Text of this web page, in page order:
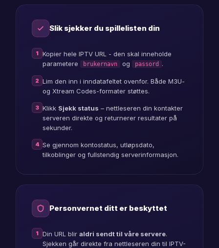
Slik sjekker du spillelisten din
1 Kopier hele IPTV URL - den skal inneholde
parametere
brukernavn og passord .
2 Lim den inn i inndatafeltet ovenfor. Både M3U-
og Xtream Codes-formater støttes.
3 Klikk Sjekk status – nettleseren din kontakter
serveren direkte og returnerer resultater på
sekunder.
4 Se gjennom kontostatus, utløpsdato,
tilkoblinger og fullstendig serverinformasjon.
Personvernet ditt er beskyttet
1 Din URL blir aldri sendt til våre servere.
Sjekken går direkte fra nettleseren din til IPTV-